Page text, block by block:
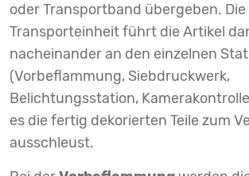
oder Transportband übergeben. Die
Transporteinheit führt die Artikel
nacheinander an den einzelnen
(Vorbeflammung, Siebdruckwerk,
Belichtungsstation,
es die fertig dekorierten Teile zum
ausschleust.